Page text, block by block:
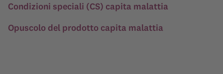
Condizioni speciali (CS) capita malattia
Opuscolo del prodotto capita malattia